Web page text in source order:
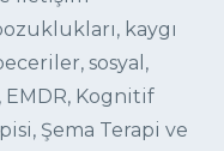
kaygı
sosyal,
Kognitif
Şema Terapi ve